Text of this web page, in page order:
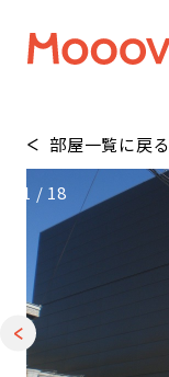
部屋一覧に戻る
1 / 18